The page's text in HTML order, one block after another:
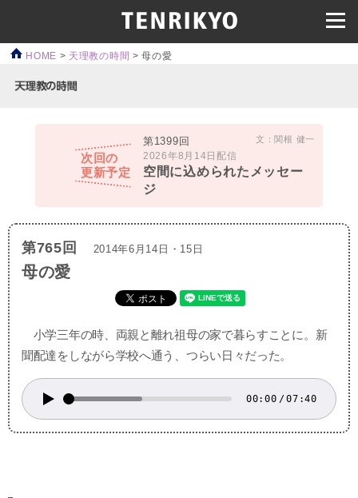
HOME > 天理教の時間 >母の愛
次回の
更新予定
第1399回
2026年8月14日配信
空間に込められたメッセー
ジ
文：関根 健一
第765回 2014年6月14日・15日
母の愛
小学三年の時、両親と離れ祖母の家で暮らすことに。新
聞配達をしながら学校へ通う、つらい日々だった。
00:00 /07:40